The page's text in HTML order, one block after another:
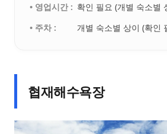
• 영업시간 : 확인 필요 (개별 숙소별
• 주차 :
개별 숙소별 상이 (확인
협재해수욕장